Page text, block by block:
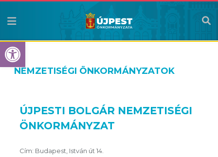
Eszköztár megnyitása
NEMZETISÉGI ÖNKORMÁNYZATOK
ÚJPESTI BOLGÁR NEMZETISÉGI
ÖNKORMÁNYZAT
Cím: Budapest, István út 14.